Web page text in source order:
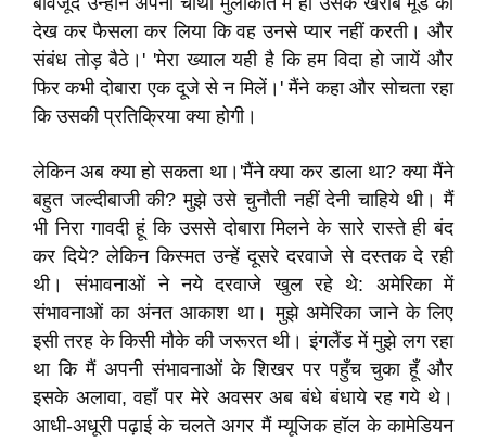
देख कर फैसला कर लिया कि वह उनसे प्यार नहीं करती। और
संबंध तोड़ बैठे।' 'मेरा ख्याल यही है कि हम विदा हो जायें और
फिर कभी दोबारा एक दूजे से न मिलें।' मैंने कहा और सोचता रहा
कि उसकी प्रतिक्रिया क्या होगी।
लेकिन अब क्या हो सकता था।'मैंने क्या कर डाला था? क्या मैंने
बहुत जल्दीबाजी की? मुझे उसे चुनौती नहीं देनी चाहिये थी। मैं
भी निरा गावदी हूं कि उससे दोबारा मिलने के सारे रास्ते ही बंद
कर दिये? लेकिन किस्मत उन्हें दूसरे दरवाजे से दस्तक दे रही
थी। संभावनाओं ने नये दरवाजे खुल रहे थे: अमेरिका में
संभावनाओं का अंनत आकाश था। मुझे अमेरिका जाने के लिए
इसी तरह के किसी मौके की जरूरत थी। इंगलैंड में मुझे लग रहा
था कि मैं अपनी संभावनाओं के शिखर पर पहुँच चुका हूँ और
इसके अलावा, वहाँ पर मेरे अवसर अब बंधे बंधाये रह गये थे।
आधी-अधूरी पढ़ाई के चलते अगर मैं म्यूजिक हॉल के कामेडियन